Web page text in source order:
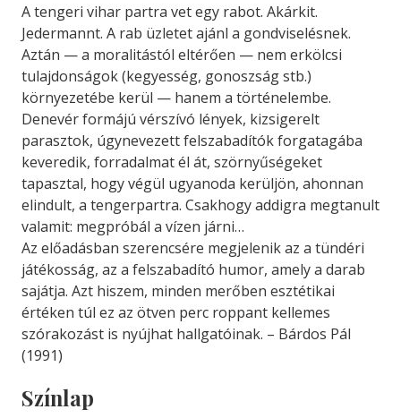
A tengeri vihar partra vet egy rabot. Akárkit.
Jedermannt. A rab üzletet ajánl a gondviselésnek.
Aztán — a moralitástól eltérően — nem erkölcsi
tulajdonságok (kegyesség, gonoszság stb.)
környezetébe kerül — hanem a történelembe.
Denevér formájú vérszívó lények, kizsigerelt
parasztok, úgynevezett felszabadítók forgatagába
keveredik, forradalmat él át, szörnyűségeket
tapasztal, hogy végül ugyanoda kerüljön, ahonnan
elindult, a tengerpartra. Csakhogy addigra megtanult
valamit: megpróbál a vízen járni…
Az előadásban szerencsére megjelenik az a tündéri
játékosság, az a felszabadító humor, amely a darab
sajátja. Azt hiszem, minden merőben esztétikai
értéken túl ez az ötven perc roppant kellemes
szórakozást is nyújhat hallgatóinak. – Bárdos Pál
(1991)
Színlap